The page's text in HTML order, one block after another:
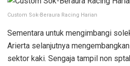
Custom Sok-Beraura Racing Harian
Sementara untuk mengimbangi
Arierta selanjutnya
sektor kaki. Sengaja tampil non